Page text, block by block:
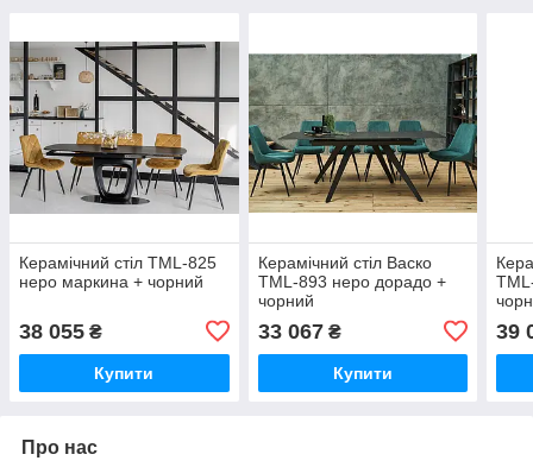
Керамічний стіл TML-825
неро маркина + чорний
38 055 ₴
Купити
Керамічний стіл Васко
TML-893 неро дорадо +
чорний
33 067₴
Купити
39
Про нас